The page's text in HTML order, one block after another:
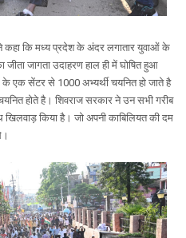
कहा कि मध्य प्रदेश के अंदर लगातार युवाओं के
जागता उदाहरण हाल ही में घोषित हुआ
के एक सेंटर से 1000 अभ्यर्थी चयनित हो जाते है
होते है। शिवराज सरकार ने उन सभी गरीब
खिलवाड़ किया है। जो अपनी काबिलियत की दम